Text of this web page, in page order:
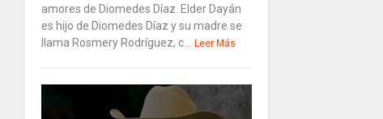
amores de Diomedes Díaz. Elder Dayán
es hijo de Diomedes Díaz y su madre se
llama Rosmery Rodríguez, c... Leer Más